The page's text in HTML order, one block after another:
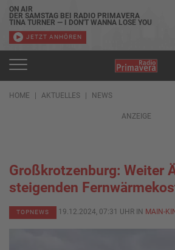
ON AIR
DER SAMSTAG BEI RADIO PRIMAVERA
TINA TURNER — I DON'T WANNA LOSE YOU
JETZT ANHÖREN
HOME AKTUELLES NEWS
ANZEIGE
Großkrotzenburg: Weiter
steigenden
TOPNEWS 19.12.2024, 07:31 UHR IN MAIN-